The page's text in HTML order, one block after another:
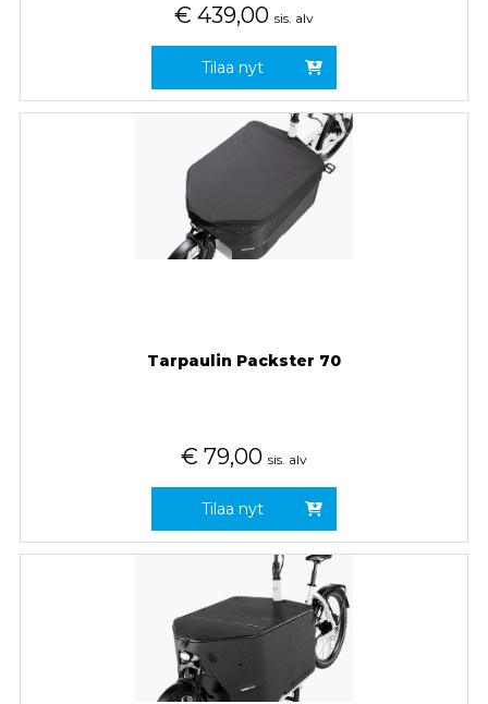
€ 439,00 sis. alv
Tilaa nyt
Tarpaulin Packster 70
€ 79,00 sis. alv
Tilaa nyt